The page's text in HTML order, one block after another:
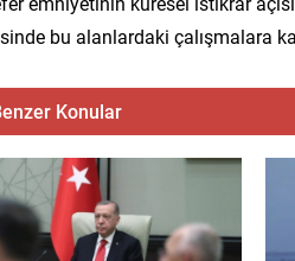
bu alanlardaki çalışmalara
Konular